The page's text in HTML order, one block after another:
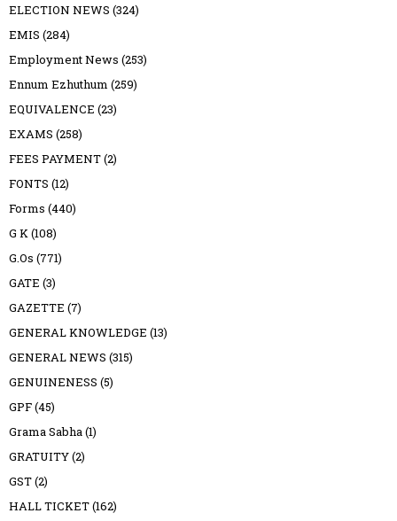
ELECTION NEWS (324)
EMIS (284)
Employment News (253)
Ennum Ezhuthum (259)
EQUIVALENCE (23)
EXAMS (258)
FEES PAYMENT(2)
FONTS (12)
Forms (440)
G K(108)
G.Os (771)
GATE (3)
GAZETTE (7)
GENERAL KNOWLEDGE (13)
GENERAL NEWS (315)
GENUINENESS (5)
GPF(45)
Grama Sabha(1)
GRATUITY(2)
GST(2)
HALL TICKET(162)